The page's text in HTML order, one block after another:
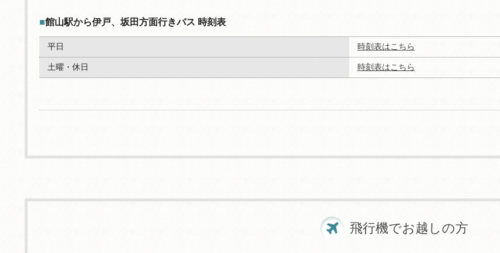
■館山駅から伊戸、坂田方面行きバス 時刻表
平日 時刻表はこちら
土曜・休日 時刻表はこちら
飛行機でお越しの方